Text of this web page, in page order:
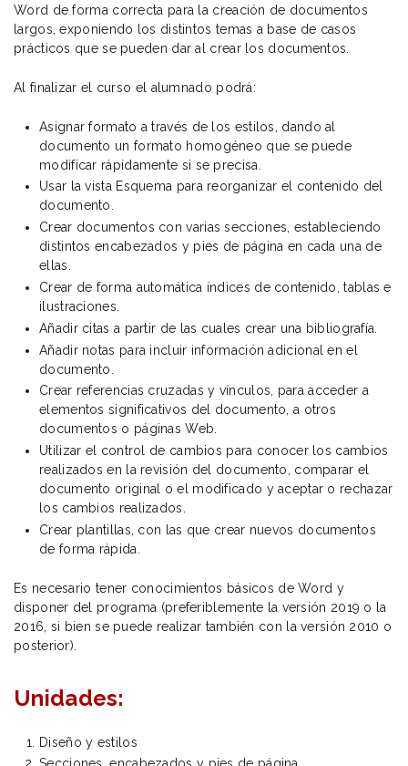
Word de forma correcta para la creación de documentos
largos, exponiendo los distintos temas a base de casos
prácticos que se pueden dar al crear los documentos.
Al finalizar el curso el alumnado podrá:
Asignar formato a través de los estilos, dando al
documento un formato homogéneo que se puede
modificar rápidamente si se precisa.
Usar la vista Esquema para reorganizar el contenido del
documento.
Crear documentos con varias secciones, estableciendo
distintos encabezados y pies de página en cada una de
ellas.
Crear de forma automática índices de contenido, tablas e
ilustraciones.
Añadir citas a partir de las cuales crear una bibliografía.
Añadir notas para incluir información adicional en el
documento.
Crear referencias cruzadas y vínculos, para acceder a
elementos significativos del documento, a otros
documentos o páginas Web.
Utilizar el control de cambios para conocer los cambios
realizados en la revisión del documento, comparar el
documento original o el modificado y aceptar o rechazar
los cambios realizados.
Crear plantillas, con las que crear nuevos documentos
de forma rápida.
Es necesario tener conocimientos básicos de Word y
disponer del programa (preferiblemente la versión 2019 o la
2016, si bien se puede realizar también con la versión 2010 o
posterior).
Unidades:
Diseño y estilos